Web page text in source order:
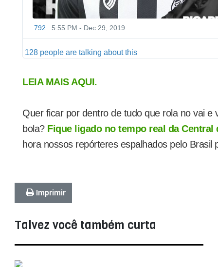
792 5:55 PM - Dec 29, 2019
128 people are talking about this
LEIA MAIS AQUI.
Quer ficar por dentro de tudo que rola no vai e
bola? Fique ligado no tempo real da Central
hora nossos repórteres espalhados pelo Brasil
Imprimir
Talvez você também curta